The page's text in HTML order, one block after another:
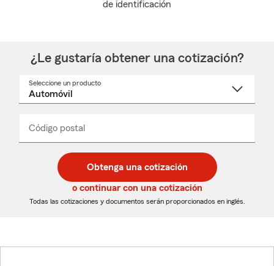
de identificación
¿Le gustaría obtener una cotización?
Seleccione un producto
desplegable
Código postal
de
5
dígitos
de
5
dígitos
_____
Obtenga una cotización
o continuar con una cotización
Todas las cotizaciones y documentos serán proporcionados en inglés.